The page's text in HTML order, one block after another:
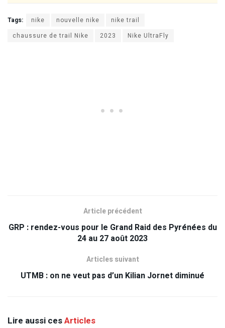
Tags: nike nouvelle nike
nike trail
chaussure de trail Nike
2023 Nike UltraFly
Article précédent
GRP : rendez-vous pour le Grand Raid des Pyrénées du
24 au 27 août 2023
Articles suivant
UTMB : on ne veut pas d’un Kilian Jornet diminué
Lire aussi cesArticles